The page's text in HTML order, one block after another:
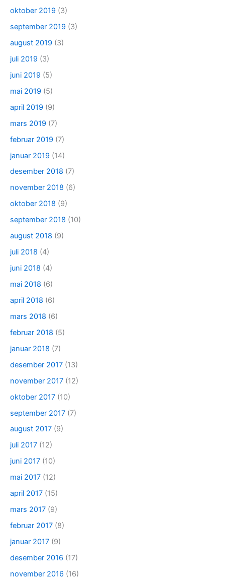
oktober 2019 (3)
september 2019 (3)
august 2019 (3)
juli 2019 (3)
juni 2019 (5)
mai 2019 (5)
april 2019 (9)
mars 2019 (7)
februar 2019 (7)
januar 2019 (14)
desember 2018 (7)
november 2018 (6)
oktober 2018 (9)
september 2018 (10)
august 2018 (9)
juli 2018 (4)
juni 2018 (4)
mai 2018 (6)
april 2018 (6)
mars 2018 (6)
februar 2018 (5)
januar 2018 (7)
desember 2017 (13)
november 2017 (12)
oktober 2017 (10)
september 2017 (7)
august 2017 (9)
juli 2017 (12)
juni 2017 (10)
mai 2017 (12)
april 2017 (15)
mars 2017 (9)
februar 2017 (8)
januar 2017 (9)
desember 2016 (17)
november 2016 (16)